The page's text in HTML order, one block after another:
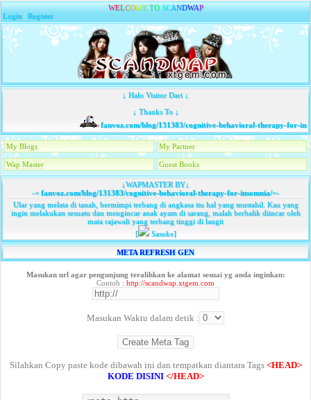
WELCOME TO SCANDWAP
Login |Register
↓ Halo Visitor Dari ↓
↓ Thanks To ↓
fanvoz.com/blog/131383/cognitive-behavioral-therapy-for-
My Blogs My Partner
Wap Master Guest Books
↓WAPMASTER BY↓
-=fanvoz.com/blog/131383/cognitive-behavioral-therapy-for-insomnia/=-
Ular yang melata di tanah, bermimpi terbang di angkasa itu hal yang mustahil. Kau yang
ingin melakukan sesuatu dan mengincar anak ayam di sarang, malah berbalik diincar oleh
mata rajawali yang terbang tinggi di langit
[
Sasuke]
META REFRESH GEN
Masukan url agar pengunjung teralihkan ke alamat sesuai yg anda inginkan:
Contoh : http://scandwap.xtgem.com
Masukan Waktu dalam detik :
Silahkan Copy paste kode dibawah ini dan tempatkan diantara Tags <HEAD>
KODE DISINI </HEAD>